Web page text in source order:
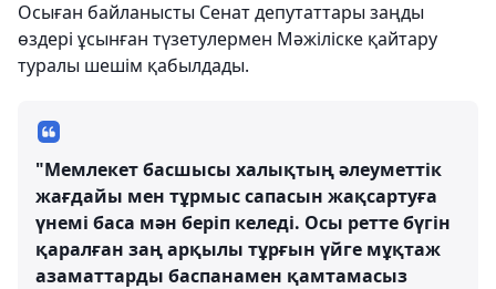
Осыған байланысты Сенат депутаттары заңды
өздері ұсынған түзетулермен Мәжіліске қайтару
туралы шешім қабылдады.
"Мемлекет басшысы халықтың әлеуметтік
жағдайы мен тұрмыс сапасын жақсартуға
үнемі баса мән беріп келеді. Осы ретте бүгін
қаралған заң арқылы тұрғын үйге мұқтаж
азаматтарды баспанамен қамтамасыз